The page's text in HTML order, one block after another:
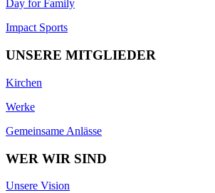
Day for Family
Impact Sports
UNSERE MITGLIEDER
Kirchen
Werke
Gemeinsame Anlässe
WER WIR SIND
Unsere Vision